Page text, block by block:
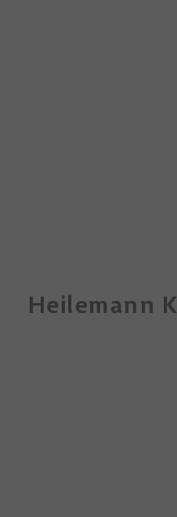
Heilemann